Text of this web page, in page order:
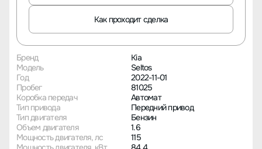
Как проходит сделка
Бренд
Kia
Модель
Seltos
Год
2022-11-01
Пробег
81025
Коробка передач
Автомат
Тип привода
Передний привод
Тип двигателя
Бензин
Объем двигателя
1.6
Мощность двигателя, лс
115